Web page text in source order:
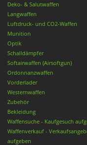
Deko- & Salutwaffen
Langwaffen
Luftdruck- und CO2-Waffen
Munition
Optik
Schalldämpfer
Softairwaffen (Airsoftgun)
Ordonnanzwaffen
Vorderlader
Westernwaffen
Zubehör
Bekleidung
Waffensuche - Kaufgesuch
Waffenverkauf -
aufgeben